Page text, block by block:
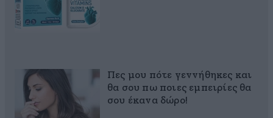
Πες μου πότε γεννήθηκες και
θα σου πω ποιες εμπειρίες θα
σου έκανα δώρο!